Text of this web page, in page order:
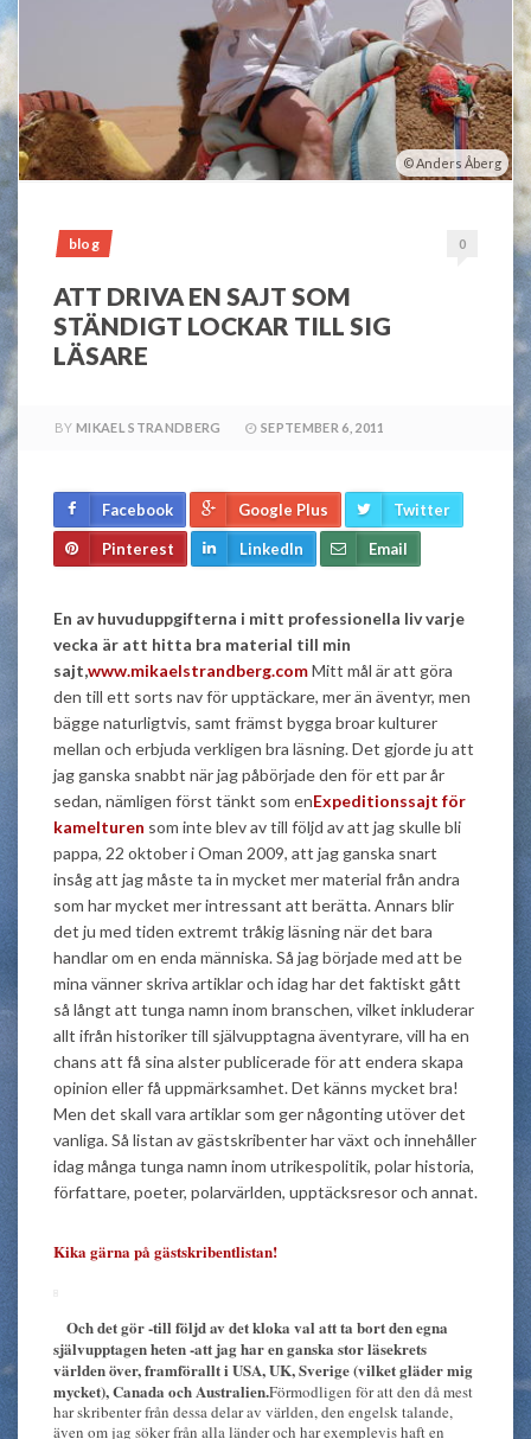
Anders Åberg
blog 0
ATT DRIVA EN SAJT SOM
STÄNDIGT LOCKAR TILL SIG
LÄSARE
BY MIKAEL STRANDBERG SEPTEMBER 6, 2011
Facebook Google Plus Twitter
Pinterest LinkedIn Email
En av huvuduppgifterna i mitt professionella liv varje
vecka är att hitta bra material till min
sajt,www.mikaelstrandberg.comMitt mål är att göra
den till ett sorts nav för upptäckare, mer än äventyr, men
bägge naturligtvis, samt främst bygga broar kulturer
mellan och erbjuda verkligen bra läsning. Det gjorde ju att
jag ganska snabbt när jag påbörjade den för ett par år
sedan, nämligen först tänkt som enExpeditionssajt för
kamelturen som inte blev av till följd av att jag skulle bli
pappa, 22 oktober i Oman 2009, att jag ganska snart
insåg att jag måste ta in mycket mer material från andra
som har mycket mer intressant att berätta. Annars blir
det ju med tiden extremt tråkig läsning när det bara
handlar om en enda människa. Så jag började med att be
mina vänner skriva artiklar och idag har det faktiskt gått
så långt att tunga namn inom branschen, vilket inkluderar
allt ifrån historiker till självupptagna äventyrare, vill ha en
chans att få sina alster publicerade för att endera skapa
opinion eller få uppmärksamhet. Det känns mycket bra!
Men det skall vara artiklar som ger någonting utöver det
vanliga. Så listan av gästskribenter har växt och innehåller
idag många tunga namn inom utrikespolitik, polar historia,
författare, poeter, polarvärlden, upptäcksresor och annat.
Kika gärna på gästskribentlistan!
Och det gör -till följd av det kloka val att ta bort den egna
självupptagen heten -att jag har en ganska stor läsekrets
världen över, framförallt i USA, UK, Sverige (vilket gläder mig
mycket), Canada och Australien.Förmodligen för att den då mest
har skribenter från dessa delar av världen, den engelsk talande,
även om jag söker från alla länder och har exemplevis haft en